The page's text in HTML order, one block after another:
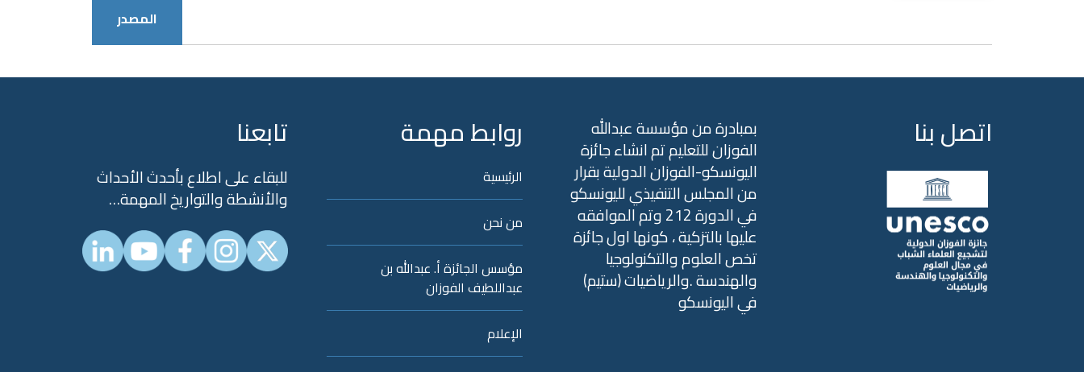
المصدر
اتصل بنا بمبادرة من مؤسسة عبدالله
الفوزان للتعليم تم انشاء جائزة
اليونسكو-الفوزان الدولية بقرار
من المجلس التنفيذي لليونسكو
في الدورة 212 وتم الموافقه
عليها بالتزكية ، كونها اول جائزة
تخص العلوم والتكنولوجيا
والهندسة .والرياضيات (ستيم)
في اليونسكو
روابط مهمة
الرئيسية
من نحن
مؤسس الجائزة أ. عبدالله بن
عبداللطيف الفوزان
الإعلام
تابعنا
للبقاء على اطلاع بأحدث الأحداث
والأنشطة والتواريخ المهمة…